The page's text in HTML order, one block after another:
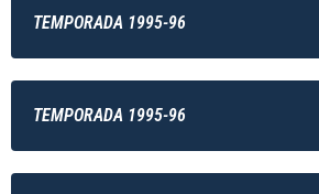
TEMPORADA 1995-96
TEMPORADA 1995-96